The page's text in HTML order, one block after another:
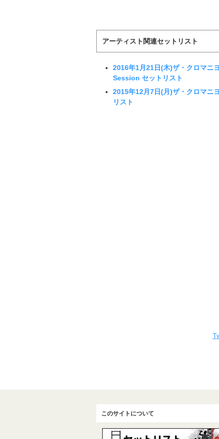
アーティスト関連セットリスト
2016年1月21日(木)ザ・クロマニ
Session セットリスト
2015年12月7日(月)ザ・クロマニ
リスト
このサイトについて